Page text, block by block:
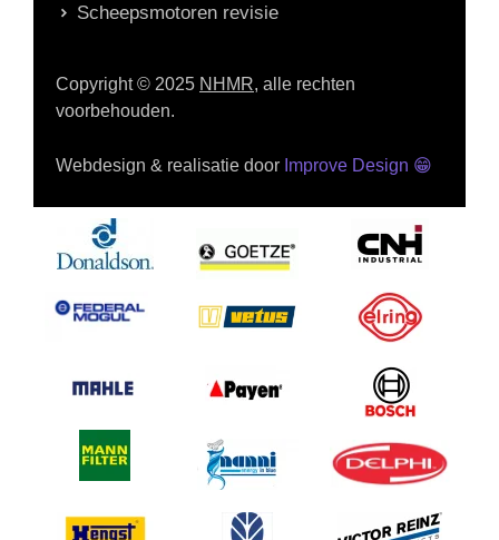
Scheepsmotoren revisie
Copyright © 2025 NHMR, alle rechten
voorbehouden.
Webdesign & realisatie door Improve Design 😁